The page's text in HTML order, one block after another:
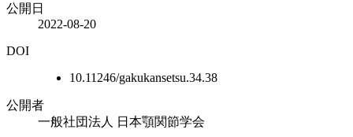
公開日
2022-08-20
DOI
10.11246/gakukansetsu.34.38
公開者
一般社団法人 日本顎関節学会